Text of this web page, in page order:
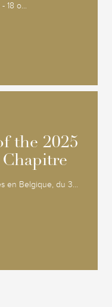
18 o...
the 2025
en Belgique, du 3...
the 2025